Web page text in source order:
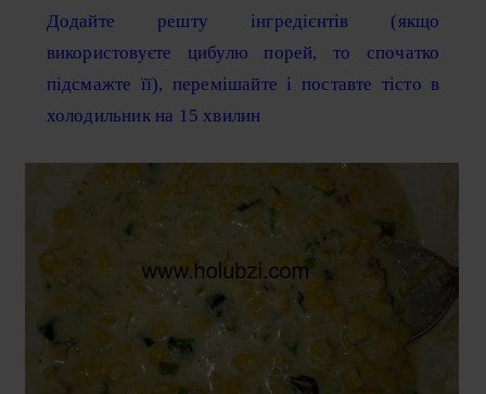
Додайте решту інгредієнтів (якщо
використовуєте цибулю порей, то спочатко
підсмажте її), перемішайте і поставте тісто в
холодильник на 15 хвилин